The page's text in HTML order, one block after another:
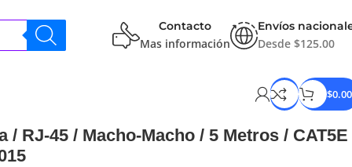
Contacto
Mas información
Envíos
Desde $125.00
$0.00
/ RJ-45 / Macho-Macho / 5 Metros / CAT5E